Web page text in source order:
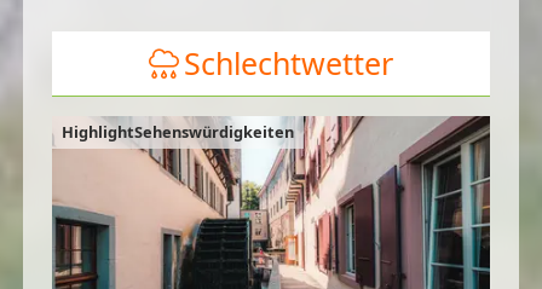
Schlechtwetter
HighlightSehenswürdigkeiten